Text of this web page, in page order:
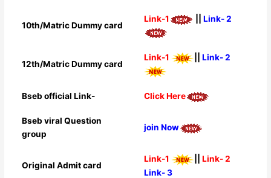
10th/Matric Dummy card
Link-1 Link- 2
12th/Matric Dummy card
Link-1 Link- 2
Bseb official Link- Click Here
Bseb viral Question
group
join Now
Original Admit card
Link-1
Link- 2
Link- 3